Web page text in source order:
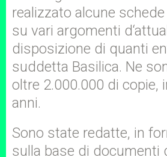
realizzato alcune
su vari argomenti
disposizione di quanti
suddetta Basilica. Ne
oltre 2.000.000 di copie,
anni.
Sono state redatte, in
sulla base di documenti